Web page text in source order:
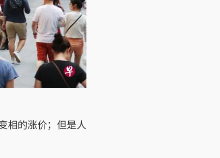
相的涨价；但是人